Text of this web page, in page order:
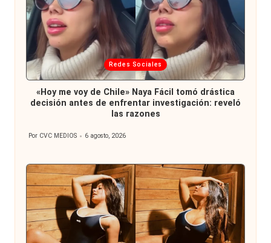
Publicada
en
Redes Sociales
«Hoy me voy de Chile» Naya Fácil tomó drástica
decisión antes de enfrentar investigación: reveló
las razones
Publicado
Por CVC MEDIOS 6 agosto, 2026